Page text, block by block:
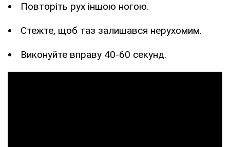
Повторіть рух іншою ногою.
Стежте, щоб таз залишався нерухомим.
Виконуйте вправу 40-60 секунд.